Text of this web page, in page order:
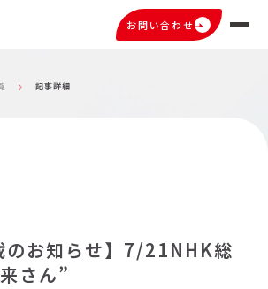
お問い合わせ
記事詳細
のお知らせ】7/21NHK総
さん”